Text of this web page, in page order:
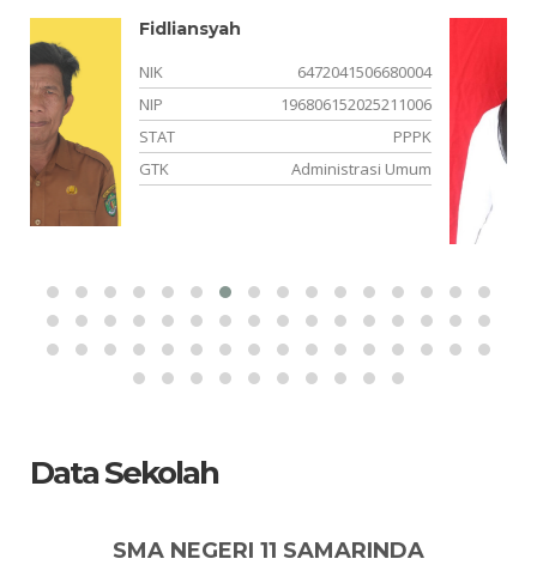
Dessy Natalia Nurhadi Putri
6472046512040001
-
Honor Daerah Provinsi
Tenaga Administrasi Sekolah
Data Sekolah
SMA NEGERI 11 SAMARINDA